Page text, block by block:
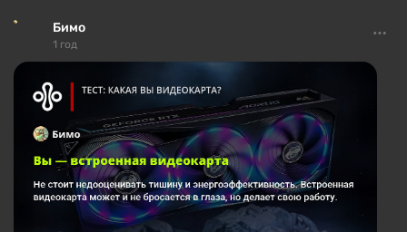
Бимо
1 год